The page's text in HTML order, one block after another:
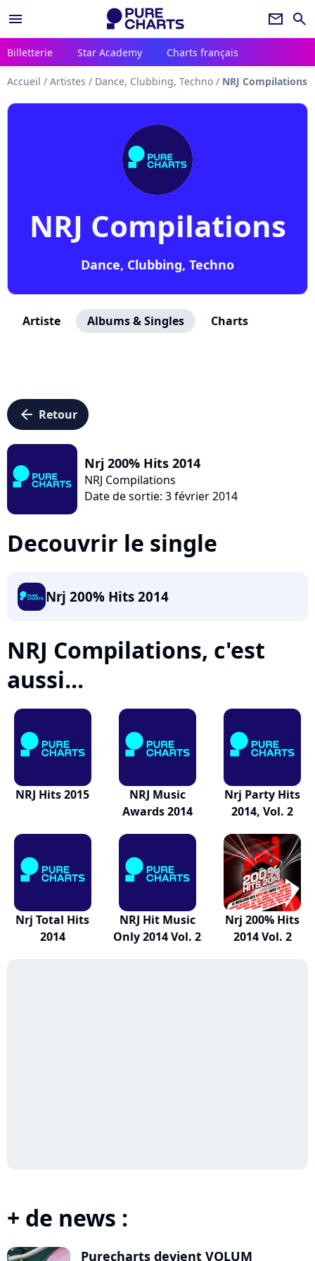
menu newsletter search
Billetterie Star Academy Charts français
Accueil / Artistes / Dance, Clubbing, Techno / NRJ Compilations
NRJ Compilations
Dance, Clubbing, Techno
Artiste Albums & Singles Charts
arrow_left Retour
Nrj 200% Hits 2014
NRJ Compilations
Date de sortie: 3 février 2014
Decouvrir le single
Nrj 200% Hits 2014
NRJ Compilations, c'est
aussi...
NRJ Hits 2015
NRJ Music
Awards 2014
Nrj Party Hits
2014, Vol. 2
Nrj Total Hits
2014
NRJ Hit Music
Only 2014 Vol. 2
Nrj 200% Hits
2014 Vol. 2
+ de news :
Purecharts devient VOLUM